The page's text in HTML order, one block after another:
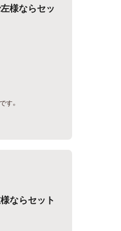
様ならセッ
す。
ならセット